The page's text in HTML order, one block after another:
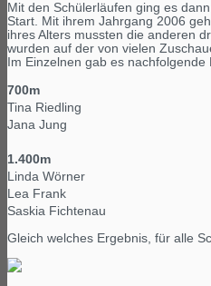
Mit den Schülerläufen ging es
Start. Mit ihrem Jahrgang 2006
ihres Alters mussten die anderen
wurden auf der von vielen
Im Einzelnen gab es nachfolgende
700m
Tina Riedling
Jana Jung
1.400m
Linda Wörner
Lea Frank
Saskia Fichtenau
Gleich welches Ergebnis, für alle